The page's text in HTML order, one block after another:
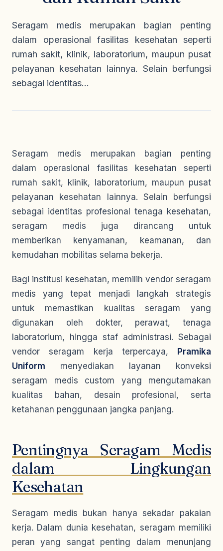
Seragam Cleaning Service
Olahraga
Seragam medis merupakan bagian penting
dalam operasional fasilitas kesehatan seperti
rumah sakit, klinik, laboratorium, maupun pusat
pelayanan kesehatan lainnya. Selain berfungsi
sebagai identitas...
Seragam medis merupakan bagian penting
dalam operasional fasilitas kesehatan seperti
rumah sakit, klinik, laboratorium, maupun pusat
pelayanan kesehatan lainnya. Selain berfungsi
sebagai identitas profesional tenaga kesehatan,
seragam medis juga dirancang untuk
memberikan kenyamanan, keamanan, dan
kemudahan mobilitas selama bekerja.
Bagi institusi kesehatan, memilih vendor seragam
medis yang tepat menjadi langkah strategis
untuk memastikan kualitas seragam yang
digunakan oleh dokter, perawat, tenaga
laboratorium, hingga staf administrasi. Sebagai
vendor seragam kerja terpercaya,
Pramika
Uniform menyediakan layanan konveksi
seragam medis custom yang mengutamakan
kualitas bahan, desain profesional, serta
ketahanan penggunaan jangka panjang.
Pentingnya Seragam Medis
dalam Lingkungan
Kesehatan
Seragam medis bukan hanya sekadar pakaian
kerja. Dalam dunia kesehatan, seragam memiliki
peran yang sangat penting dalam menunjang